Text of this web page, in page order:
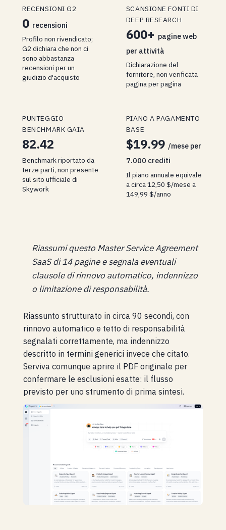
RECENSIONI G2
0 recensioni
Profilo non rivendicato;
G2 dichiara che non ci
sono abbastanza
recensioni per un
giudizio d'acquisto
SCANSIONE FONTI DI
DEEP RESEARCH
600+ pagine web
per attività
Dichiarazione del
fornitore, non verificata
pagina per pagina
PUNTEGGIO
BENCHMARK GAIA
82.42
Benchmark riportato da
terze parti, non presente
sul sito ufficiale di
Skywork
PIANO A PAGAMENTO
BASE
$19.99 /mese per
7.000 crediti
Il piano annuale equivale
a circa 12,50 $/mese a
149,99 $/anno
Riassumi questo Master Service Agreement
SaaS di 14 pagine e segnala eventuali
clausole di rinnovo automatico, indennizzo
o limitazione di responsabilità.
Riassunto strutturato in circa 90 secondi, con
rinnovo automatico e tetto di responsabilità
segnalati correttamente, ma indennizzo
descritto in termini generici invece che citato.
Serviva comunque aprire il PDF originale per
confermare le esclusioni esatte: il flusso
previsto per uno strumento di prima sintesi.